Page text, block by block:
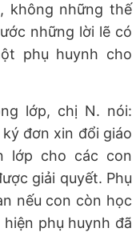
không những thế
những lời lẽ có
phụ huynh cho
lớp, chị N. nói:
đơn xin đổi giáo
lớp cho các con
giải quyết. Phụ
nếu con còn học
phụ huynh đã